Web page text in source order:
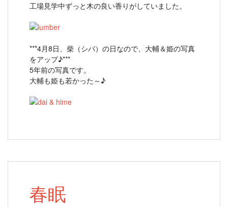
工場見学中ずっと木の良い香りがしていました。
***4月8日、柴（シバ）の日なので、大輔＆姫の写真
をアップ♪***
5年前の写真です。
大輔も姫も若かった～♪
春眠